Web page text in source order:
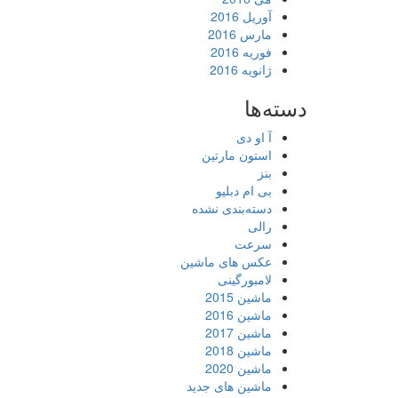
آوریل 2016
مارس 2016
فوریه 2016
ژانویه 2016
دسته‌ها
آ او دی
استون مارتین
بنز
بی ام دبلیو
دسته‌بندی نشده
رالی
سرعت
عکس های ماشین
لامبورگینی
ماشین 2015
ماشین 2016
ماشین 2017
ماشین 2018
ماشین 2020
ماشین های جدید